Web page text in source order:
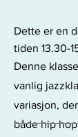
Dette er en
tiden 13.30-
Denne
vanlig
variasjon,
både hip